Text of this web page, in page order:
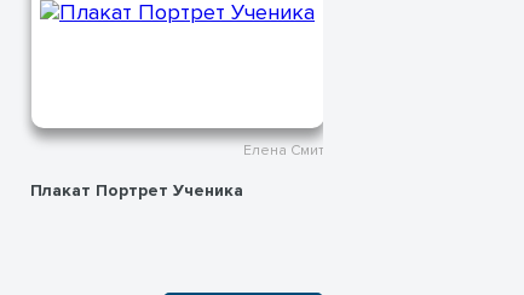
Елена Смит
Плакат Портрет Ученика